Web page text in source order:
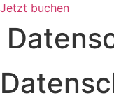
Jetzt buchen